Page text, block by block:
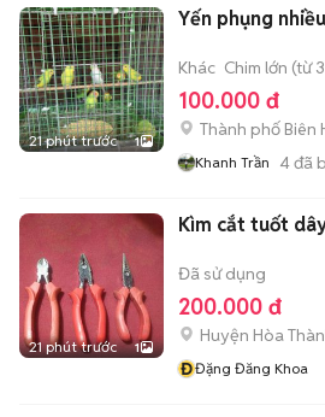
21 phút trước 1
Yến phụng
Khác Chim lớn (từ
100.000 đ
Thành phố Biên
Khanh Trần 4đã
21 phút trước 1
Kìm cắt tuốt
Đã sử dụng
200.000 đ
Huyện Hòa
ĐĐặng Đăng Khoa